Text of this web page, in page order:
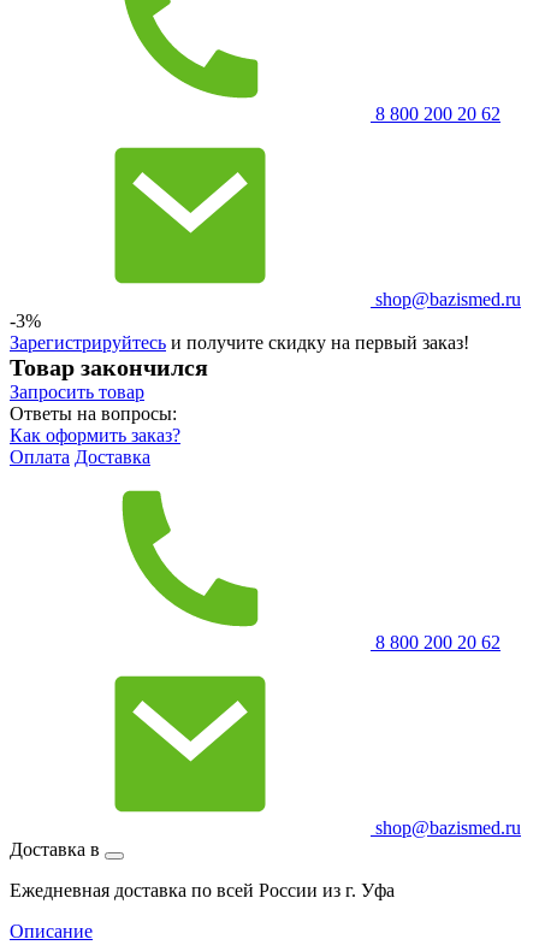
8 800 200 20 62
shop@bazismed.ru
-3%
Зарегистрируйтесь и получите скидку на первый заказ!
Товар закончился
Запросить товар
Ответы на вопросы:
Как оформить заказ?
Оплата Доставка
8 800 200 20 62
shop@bazismed.ru
Доставка в
Ежедневная доставка по всей России из г. Уфа
Описание